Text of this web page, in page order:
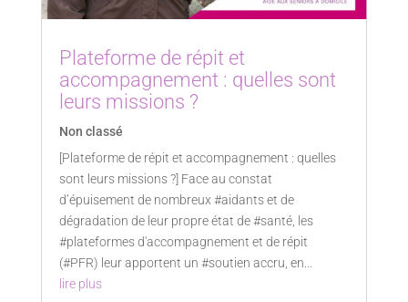
Plateforme de répit et
accompagnement : quelles sont
leurs missions ?
Non classé
[Plateforme de répit et accompagnement : quelles
sont leurs missions ?] Face au constat
d’épuisement de nombreux #aidants et de
dégradation de leur propre état de #santé, les
#plateformes d'accompagnement et de répit
(#PFR) leur apportent un #soutien accru, en...
lire plus